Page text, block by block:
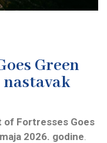
Green
nastavak
of Fortresses Goes
2026. godine